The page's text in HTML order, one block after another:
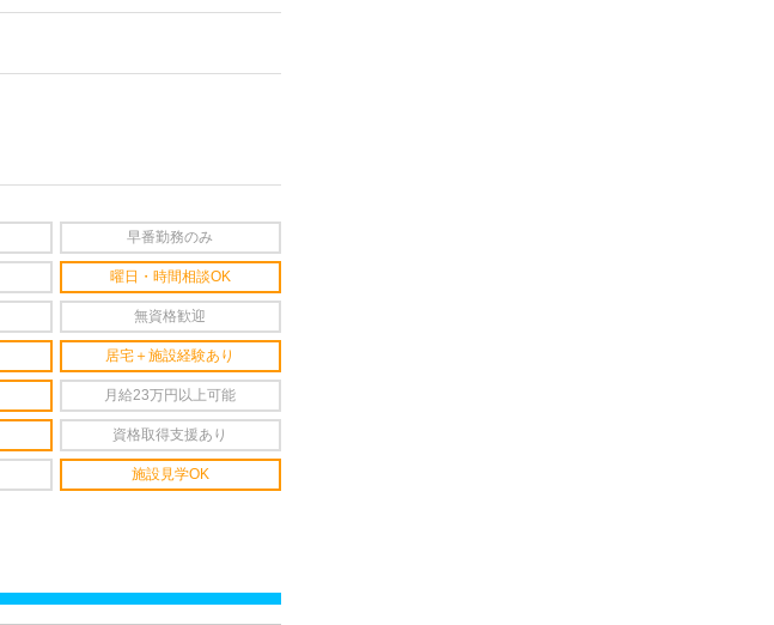
早番勤務のみ
曜日・時間相談OK
無資格歓迎
居宅＋施設経験あり
月給23万円以上可能
資格取得支援あり
施設見学OK